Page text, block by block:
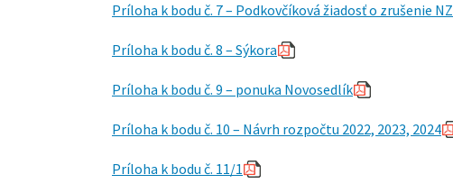
Príloha k bodu č. 7 – Podkovčíková žiadosť o zrušenie NZ
Príloha k bodu č. 8 – Sýkora
Príloha k bodu č. 9 – ponuka Novosedlík
Príloha k bodu č. 10 – Návrh rozpočtu 2022, 2023, 2024
Príloha k bodu č. 11/1